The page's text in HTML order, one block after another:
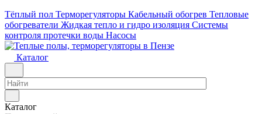
Тёплый пол Терморегуляторы Кабельный обогрев Тепловые
обогреватели Жидкая тепло и гидро изоляция Системы
контроля протечки воды Насосы
Каталог
Каталог